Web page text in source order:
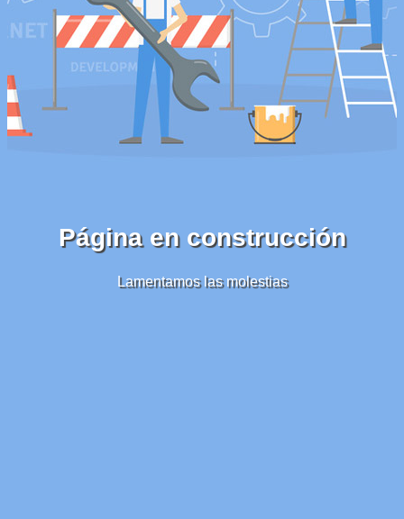
Página en construcción
Lamentamos las molestias